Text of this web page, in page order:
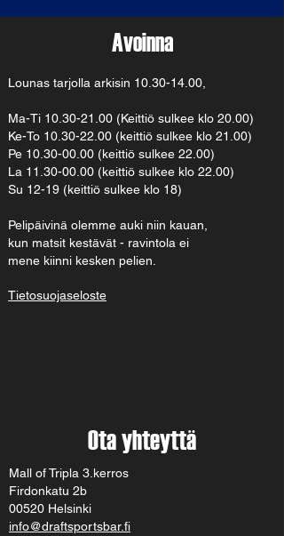
Avoinna
Lounas tarjolla arkisin 10.30-14.00
Ma-Ti 10.30-21.00 (Keittiö sulkee klo 20.00)
Ke-To 10.30-22.00 (keittiö sulkee klo 21.00)
Pe 10.30-00.00 (keittiö sulkee 22.00)
La 11.30-00.00 (keittiö sulkee klo 22.00)
Su 12-19 (keittiö sulkee klo 18)
Pelipäivinä olemme auki niin kauan,
kun matsit kestävät - ravintola ei
mene kiinni kesken pelien.
Tietosuojaseloste
Ota yhteyttä
Mall of Tripla 3.kerros
Firdonkatu 2b
00520 Helsinki
info@draftsportsbar.fi